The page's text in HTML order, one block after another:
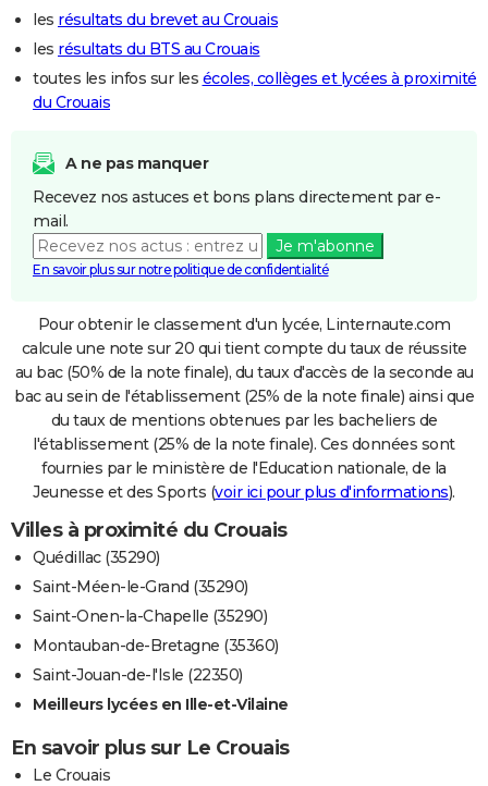
les résultats du brevet au Crouais
les résultats du BTS au Crouais
toutes les infos sur les écoles, collèges et lycées à proximité
du Crouais
A ne pas manquer
Recevez nos astuces et bons plans directement par e-
mail.
Je m'abonne
En savoir plus sur notre politique de confidentialité
Pour obtenir le classement d'un lycée, Linternaute.com
calcule une note sur 20 qui tient compte du taux de réussite
au bac (50% de la note finale), du taux d'accès de la seconde au
bac au sein de l'établissement (25% de la note finale) ainsi que
du taux de mentions obtenues par les bacheliers de
l'établissement (25% de la note finale). Ces données sont
fournies par le ministère de l'Education nationale, de la
Jeunesse et des Sports (voir ici pour plus d'informations).
Villes à proximité du Crouais
Quédillac (35290)
Saint-Méen-le-Grand (35290)
Saint-Onen-la-Chapelle (35290)
Montauban-de-Bretagne (35360)
Saint-Jouan-de-l'Isle (22350)
Meilleurs lycées en Ille-et-Vilaine
En savoir plus sur Le Crouais
Le Crouais